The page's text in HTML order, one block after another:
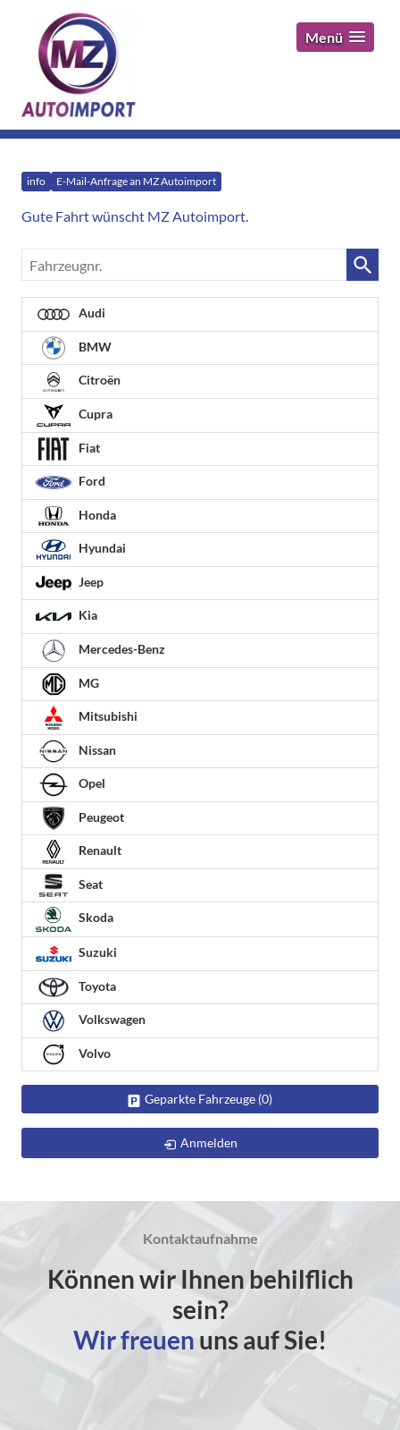
Menü
info E-Mail-Anfrage an MZ Autoimport
Gute Fahrt wünscht MZ Autoimport.
Fahrzeugnr.
Audi
BMW
Citroën
Cupra
Fiat
Ford
Honda
Hyundai
Jeep
Kia
Mercedes-Benz
MG
Mitsubishi
Nissan
Opel
Peugeot
Renault
Seat
Skoda
Suzuki
Toyota
Volkswagen
Volvo
Geparkte Fahrzeuge (0)
Anmelden
Kontaktaufnahme
Können wir Ihnen behilflich
sein?
Wir freuen uns auf Sie!